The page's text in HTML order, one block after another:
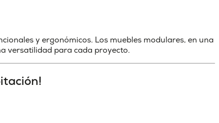
y ergonómicos. Los muebles modulares, en una
versatilidad para cada proyecto.